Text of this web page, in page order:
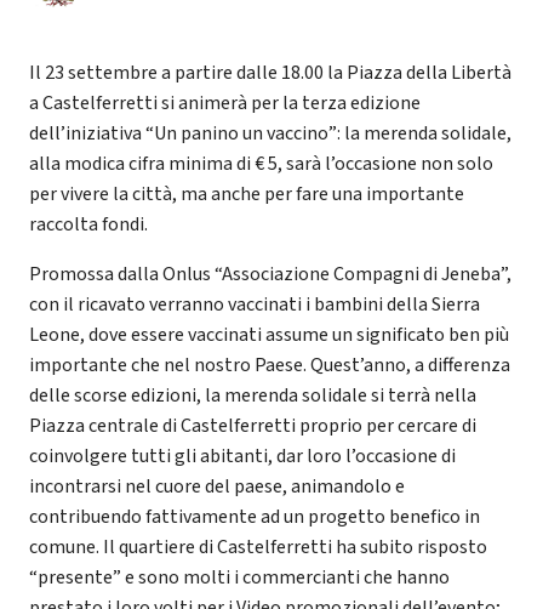
Il 23 settembre a partire dalle 18.00 la Piazza della Libertà
a Castelferretti si animerà per la terza edizione
dell’iniziativa “Un panino un vaccino”: la merenda solidale,
alla modica cifra minima di € 5, sarà l’occasione non solo
per vivere la città, ma anche per fare una importante
raccolta fondi.
Promossa dalla Onlus “Associazione Compagni di Jeneba”,
con il ricavato verranno vaccinati i bambini della Sierra
Leone, dove essere vaccinati assume un significato ben più
importante che nel nostro Paese. Quest’anno, a differenza
delle scorse edizioni, la merenda solidale si terrà nella
Piazza centrale di Castelferretti proprio per cercare di
coinvolgere tutti gli abitanti, dar loro l’occasione di
incontrarsi nel cuore del paese, animandolo e
contribuendo fattivamente ad un progetto benefico in
comune. Il quartiere di Castelferretti ha subito risposto
“presente” e sono molti i commercianti che hanno